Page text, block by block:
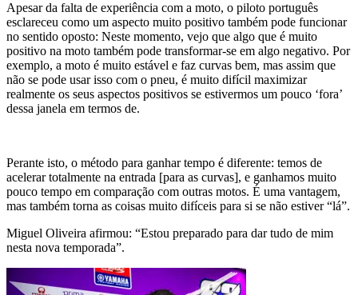
Apesar da falta de experiência com a moto, o piloto português
esclareceu como um aspecto muito positivo também pode funcionar
no sentido oposto: Neste momento, vejo que algo que é muito
positivo na moto também pode transformar-se em algo negativo. Por
exemplo, a moto é muito estável e faz curvas bem, mas assim que
não se pode usar isso com o pneu, é muito difícil maximizar
realmente os seus aspectos positivos se estivermos um pouco ‘fora’
dessa janela em termos de.
Perante isto, o método para ganhar tempo é diferente: temos de
acelerar totalmente na entrada [para as curvas], e ganhamos muito
pouco tempo em comparação com outras motos. É uma vantagem,
mas também torna as coisas muito difíceis para si se não estiver “lá”.
Miguel Oliveira afirmou: “Estou preparado para dar tudo de mim
nesta nova temporada”.